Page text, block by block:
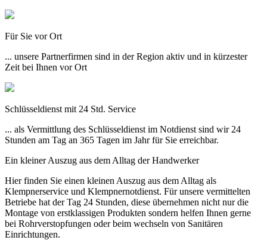
Für Sie vor Ort
... unsere Partnerfirmen sind in der Region aktiv und in kürzester
Zeit bei Ihnen vor Ort
Schlüsseldienst mit 24 Std. Service
... als Vermittlung des Schlüsseldienst im Notdienst sind wir 24
Stunden am Tag an 365 Tagen im Jahr für Sie erreichbar.
Ein kleiner Auszug aus dem Alltag der Handwerker
Hier finden Sie einen kleinen Auszug aus dem Alltag als
Klempnerservice und Klempnernotdienst. Für unsere vermittelten
Betriebe hat der Tag 24 Stunden, diese übernehmen nicht nur die
Montage von erstklassigen Produkten sondern helfen Ihnen gerne
bei Rohrverstopfungen oder beim wechseln von Sanitären
Einrichtungen.